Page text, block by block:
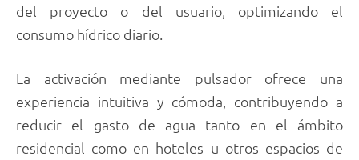
del proyecto o del usuario, optimizando el
consumo hídrico diario.
La activación mediante pulsador ofrece una
experiencia intuitiva y cómoda, contribuyendo a
reducir el gasto de agua tanto en el ámbito
residencial como en hoteles u otros espacios de